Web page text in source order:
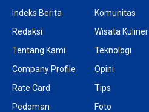
Indeks Berita
Redaksi
Tentang Kami
Company Profile
Rate Card
Pedoman
Komunitas
Wisata Kuliner
Teknologi
Opini
Tips
Foto